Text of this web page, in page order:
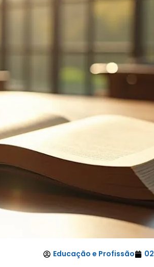
Educação e Profissão